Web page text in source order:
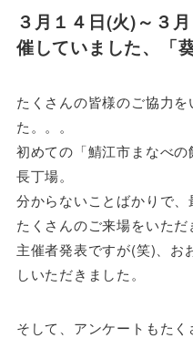
３月１４日(火)～３
催していました、「
たくさんの皆様のご協力
た。。。
初めての「鯖江市まなべ
長丁場。
分からないことばかりで、
たくさんのご来場をいただ
主催者発表ですが(笑)、お
しいただきました。
そして、アンケートもた